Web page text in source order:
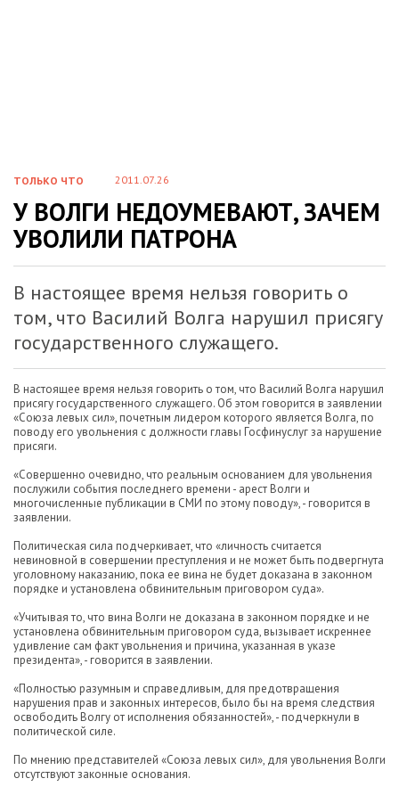
ТОЛЬКО ЧТО 2011.07.26
У ВОЛГИ НЕДОУМЕВАЮТ, ЗАЧЕМ
УВОЛИЛИ ПАТРОНА
В настоящее время нельзя говорить о
том, что Василий Волга нарушил присягу
государственного служащего.
В настоящее время нельзя говорить о том, что Василий Волга нарушил
присягу государственного служащего. Об этом говорится в заявлении
«Союза левых сил», почетным лидером которого является Волга, по
поводу его увольнения с должности главы Госфинуслуг за нарушение
присяги.
«Совершенно очевидно, что реальным основанием для увольнения
послужили события последнего времени - арест Волги и
многочисленные публикации в СМИ по этому поводу», - говорится в
заявлении.
Политическая сила подчеркивает, что «личность считается
невиновной в совершении преступления и не может быть подвергнута
уголовному наказанию, пока ее вина не будет доказана в законном
порядке и установлена обвинительным приговором суда».
«Учитывая то, что вина Волги не доказана в законном порядке и не
установлена обвинительным приговором суда, вызывает искреннее
удивление сам факт увольнения и причина, указанная в указе
президента», - говорится в заявлении.
«Полностью разумным и справедливым, для предотвращения
нарушения прав и законных интересов, было бы на время следствия
освободить Волгу от исполнения обязанностей», - подчеркнули в
политической силе.
По мнению представителей «Союза левых сил», для увольнения Волги
отсутствуют законные основания.